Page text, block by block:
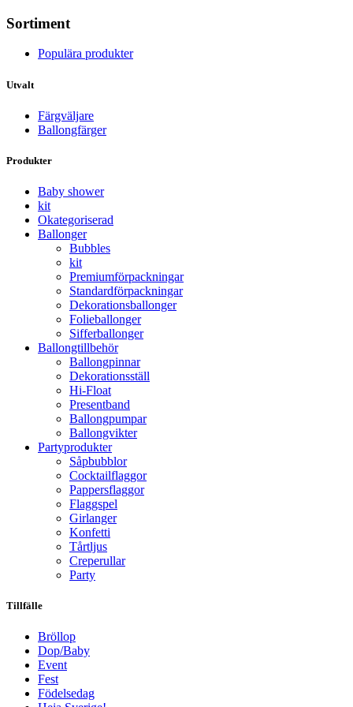
Sortiment
Populära produkter
Utvalt
Färgväljare
Ballongfärger
Produkter
Baby shower
kit
Okategoriserad
Ballonger
Bubbles
kit
Premium­förpackningar
Standard­­förpackningar
Dekorations­ballonger
Folie­­­ballonger
Siffer­­ballonger
Ballong­tillbehör
Ballongpinnar
Dekorationsställ
Hi-Float
Presentband
Ballongpumpar
Ballong­vikter
Party­­produkter
Såpbubblor
Cocktail­flaggor
Pappers­flaggor
Flaggspel
Girlanger
Konfetti
Tårtljus
Creperullar
Party
Tillfälle
Bröllop
Dop/Baby
Event
Fest
Födelsedag